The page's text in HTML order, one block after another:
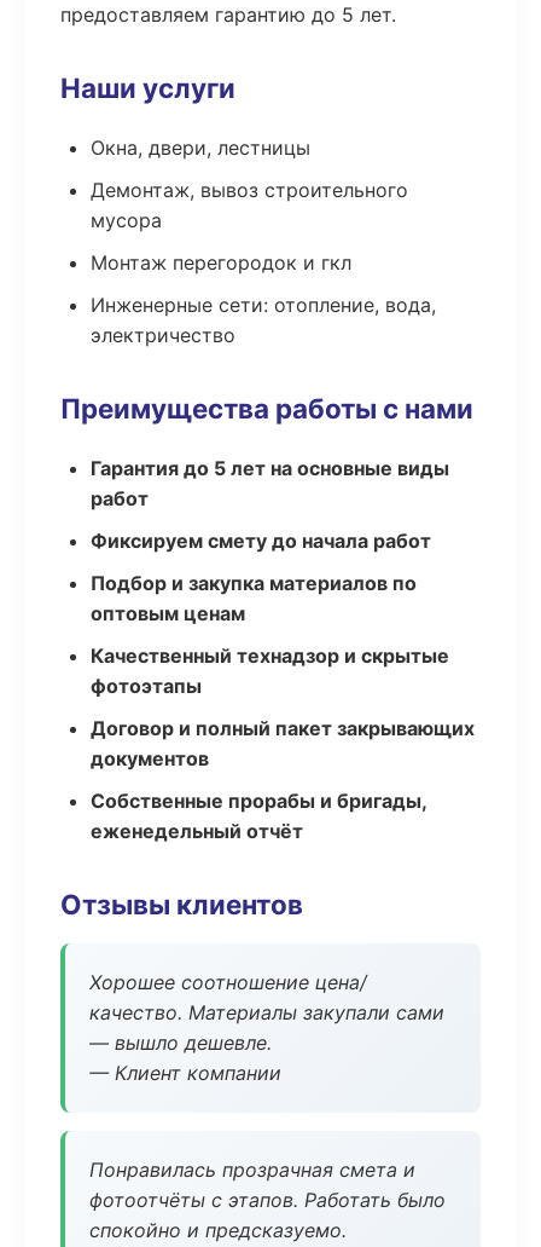
предоставляем гарантию до 5 лет.
Наши услуги
Окна, двери, лестницы
Демонтаж, вывоз строительного
мусора
Монтаж перегородок и гкл
Инженерные сети: отопление, вода,
электричество
Преимущества работы с нами
Гарантия до 5 лет на основные виды
работ
Фиксируем смету до начала работ
Подбор и закупка материалов по
оптовым ценам
Качественный технадзор и скрытые
фотоэтапы
Договор и полный пакет закрывающих
документов
Собственные прорабы и бригады,
еженедельный отчёт
Отзывы клиентов
Хорошее соотношение цена/
качество. Материалы закупали сами
— вышло дешевле.
— Клиент компании
Понравилась прозрачная смета и
фотоотчёты с этапов. Работать было
спокойно и предсказуемо.